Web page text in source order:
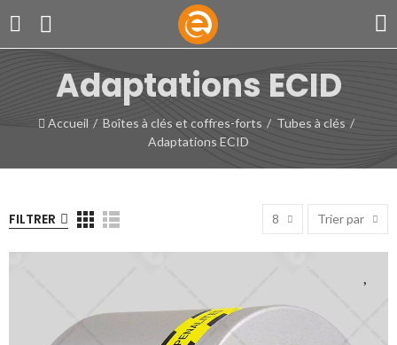
Adaptations ECID
Accueil Boîtes à clés et coffres-forts
Tubes à clés
Adaptations ECID
FILTRER 8 Trier par